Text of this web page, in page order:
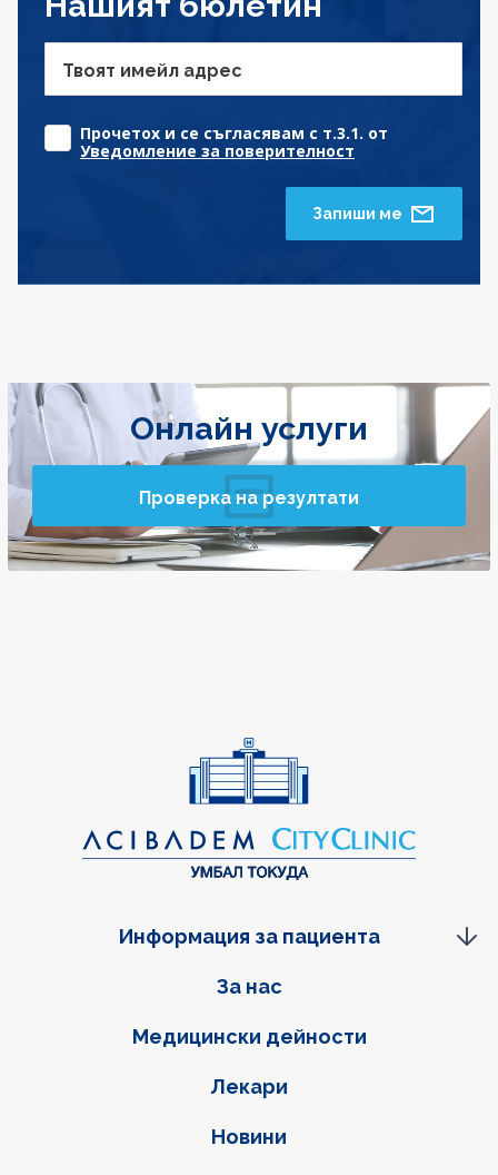
Твоят имейл адрес
Прочетох и се съгласявам с т.3.1. от
Уведомление за поверителност
Запиши ме
Онлайн услуги
Проверка на резултати
Фуутер навигация
За нас
Медицински дейности
Лекари
Новини
Информация за пациента